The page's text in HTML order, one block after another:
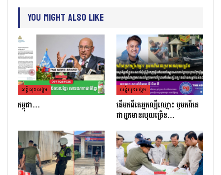
You Might Also Like
សន្តិសុខសង្គម
កម្ពុជា…
សន្តិសុខសង្គម
តេីមកពីគេអ្នកល្បីឈ្មោះ​ ឫមកពីគេ
ជាអ្នកមានលុយច្រេីន​…